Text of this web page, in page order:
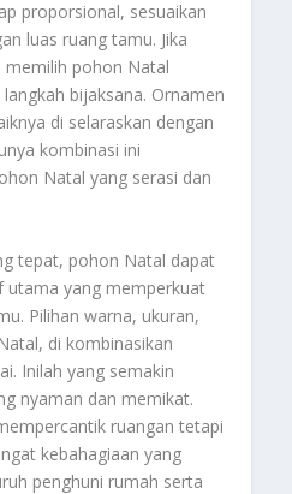
proporsional, sesuaikan
luas ruang tamu. Jika
pohon Natal
bijaksana. Ornamen
di selaraskan dengan
kombinasi ini
Natal yang serasi dan
tepat, pohon Natal dapat
utama yang memperkuat
Pilihan warna, ukuran,
di kombinasikan
Inilah yang semakin
nyaman dan memikat.
ruangan tetapi
kebahagiaan yang
penghuni rumah serta